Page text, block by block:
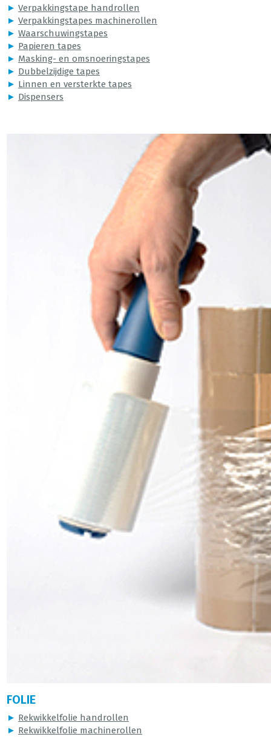
► Verpakkingstape handrollen
► Verpakkingstapes machinerollen
► Waarschuwingstapes
► Papieren tapes
► Masking- en omsnoeringstapes
► Dubbelzijdige tapes
► Linnen en versterkte tapes
► Dispensers
FOLIE
► Rekwikkelfolie handrollen
► Rekwikkelfolie machinerollen